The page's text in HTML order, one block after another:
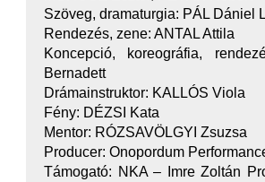
Szöveg, dramaturgia: PÁL Dániel
Rendezés, zene: ANTAL Attila
Koncepció, koreográfia,
Bernadett
Drámainstruktor: KALLÓS Viola
Fény: DÉZSI Kata
Mentor: RÓZSAVÖLGYI Zsuzsa
Producer: Onopordum
Támogató: NKA – Imre Zoltán